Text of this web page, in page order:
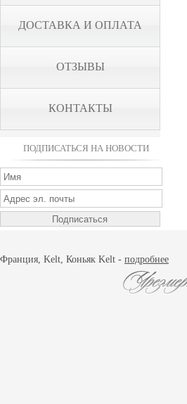
ДОСТАВКА И ОПЛАТА
ОТЗЫВЫ
КОНТАКТЫ
ПОДПИСАТЬСЯ НА НОВОСТИ
Франция, Kelt, Коньяк Kelt - подробнее